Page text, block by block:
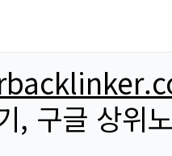
, 구글 상위